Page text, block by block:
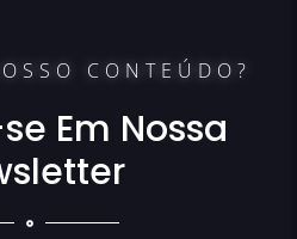
CONTEÚDO?
Em Nossa